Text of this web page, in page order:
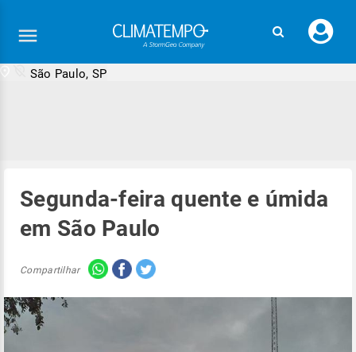
seu
São Paulo, SP
Segunda-feira quente e úmida
em São Paulo
Compartilhar